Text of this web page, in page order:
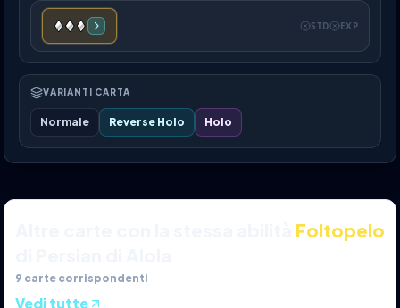
STD EXP
VARIANTI CARTA
Normale Reverse Holo Holo
Foltopelo
9 carte corrispondenti
Vedi tutte